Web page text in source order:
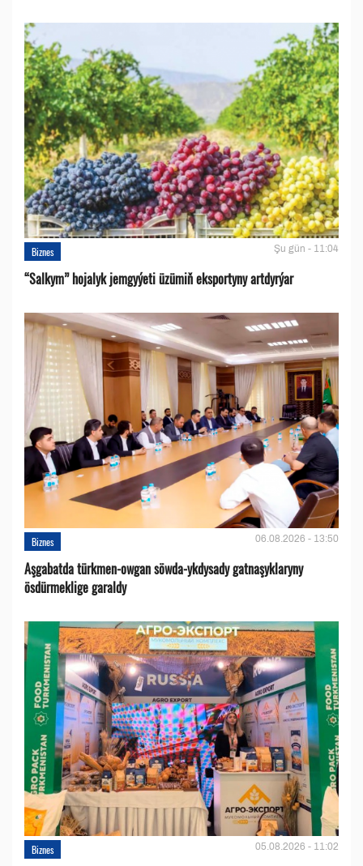
Biznes Şu gün - 11:04
“Salkym” hojalyk jemgyýeti üzümiň eksportyny artdyrýar
Biznes 06.08.2026 - 13:50
Aşgabatda türkmen-owgan söwda-ykdysady gatnaşyklaryny
ösdürmeklige garaldy
Biznes 05.08.2026 - 11:02